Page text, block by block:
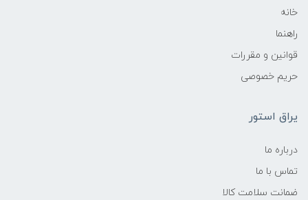
خانه
راهنما
قوانین و مقررات
حریم خصوصی
یراق استور
درباره ما
تماس با ما
ضمانت سلامت کالا